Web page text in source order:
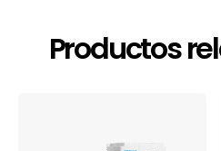
Productos